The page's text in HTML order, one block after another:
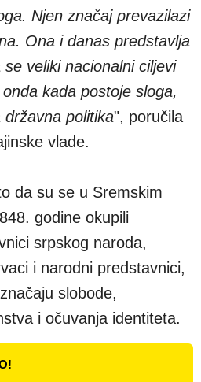
Njen značaj prevazilazi
Ona i danas predstavlja
veliki nacionalni ciljevi
kada postoje sloga,
politika", poručila
vlade.
da su se u Sremskim
godine okupili
srpskog naroda,
i narodni predstavnici,
slobode,
i očuvanja identiteta.